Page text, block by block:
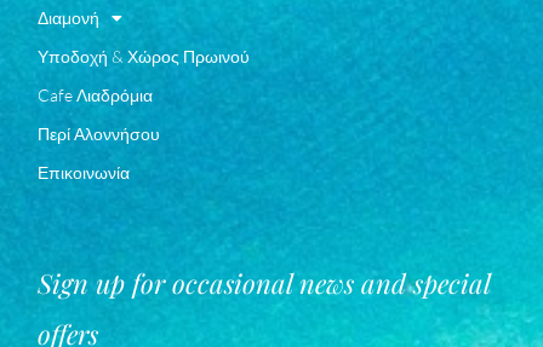
Διαμονή
Υποδοχή & Χώρος Πρωινού
Cafe Λιαδρόμια
Περί Αλοννήσου
Επικοινωνία
Sign up for occasional news and special
offers